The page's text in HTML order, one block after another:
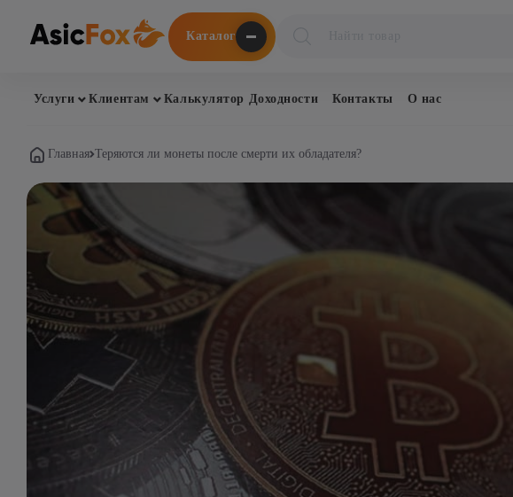
Каталог
товаров
Услуги Клиентам Калькулятор Доходности Контакты О нас
Главная Теряются ли монеты после смерти их обладателя?